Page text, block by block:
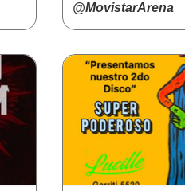
@MovistarArena